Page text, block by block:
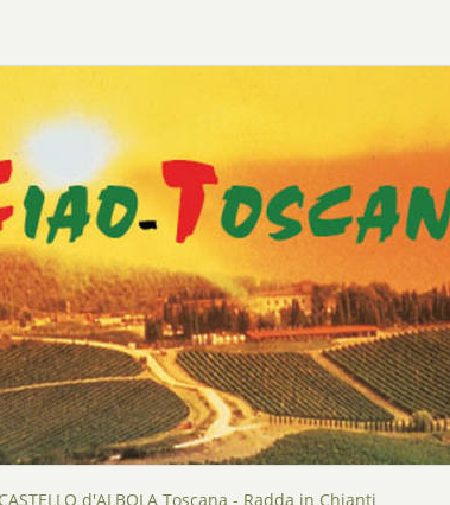
CASTELLO d'ALBOLA Toscana - Radda in Chianti